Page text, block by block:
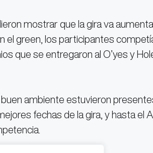
mostrar que la gira va
el green, los participantes
que se entregaron al O’yes y
ambiente estuvieron
fechas de la gira, y hasta el